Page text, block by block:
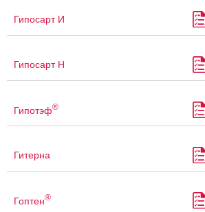
Гипосарт И
Гипосарт Н
Гипотэф®
Гитерна
Гоптен®